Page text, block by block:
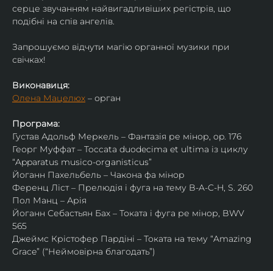
серце звучанням найвигадливіших регістрів, що
подібні на спів ангелів.
Запрошуємо відчути магію органної музики при
свічках!
Виконавиця:
Олена Мацелюх – орган
Програма:
Густав Адольф Меркель – Фантазія ре мінор, op. 176
Георг Муффат – Toccata duodecima et ultima із циклу
“Apparatus musico-organisticus”
Йоганн Пахельбель – Чакона фа мінор
Ференц Ліст – Прелюдія і фуга на тему B-A-C-H, S. 260
Пол Манц – Арія
Йоганн Себастьян Бах – Токата і фуга ре мінор, BWV
565
Джеймс Крістофер Пардіні – Токата на тему “Amazing
Grace” (“Неймовірна благодать”)